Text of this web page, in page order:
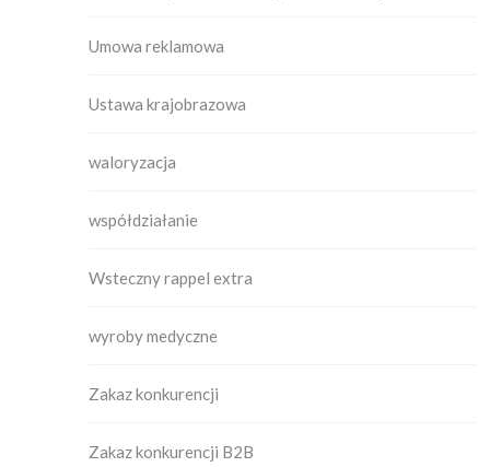
Umowa reklamowa
Ustawa krajobrazowa
waloryzacja
współdziałanie
Wsteczny rappel extra
wyroby medyczne
Zakaz konkurencji
Zakaz konkurencji B2B